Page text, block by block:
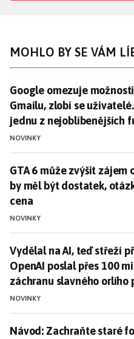
MOHLO BY SE VÁM
Google omezuje
Google omezuje
Gmailu, zlobí se
jednu z nejoblíbenějších
NOVINKY
GTA 6 může zvýšit
GTA 6 může zvýšit zájem
by měl být dostatek,
cena
NOVINKY
Vydělal na AI, teď střeží
Vydělal na AI, teď střeží
OpenAI poslal přes 100
záchranu slavného orlího
NOVINKY
Návod: Zachraňte staré
Návod: Zachraňte staré